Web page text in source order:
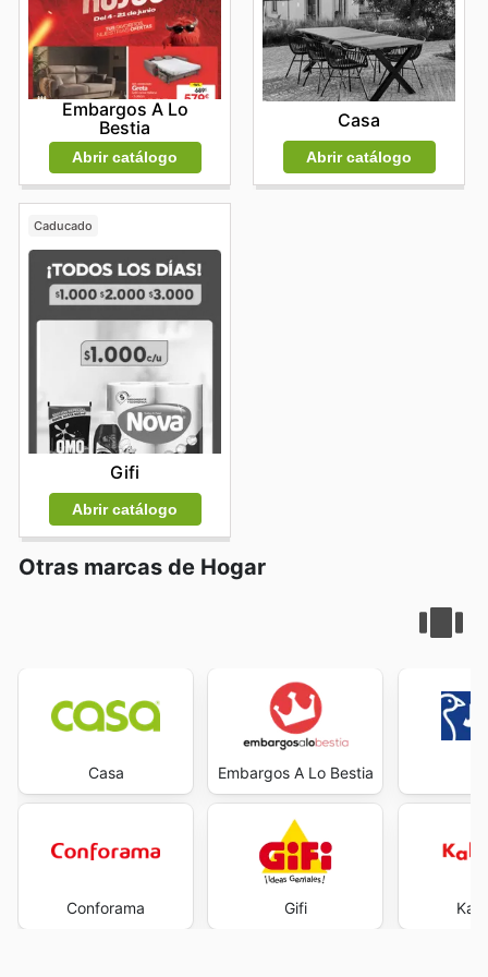
atención al cliente para obtener información detallada.
Embargos A Lo
Bestia
Abrir catálogo
Casa
Abrir catálogo
Caducado
Gifi
Abrir catálogo
Otras marcas de Hogar
Casa
Conforama
Embargos A Lo Bestia
Gifi